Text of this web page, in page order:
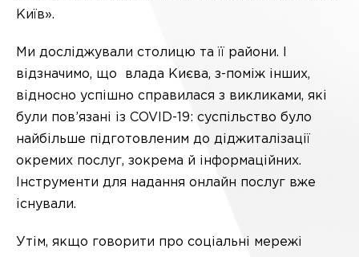
Київ».
Ми досліджували столицю та її райони. І
відзначимо, що влада Києва, з-поміж інших,
відносно успішно справилася з викликами, які
були пов’язані із COVID-19: суспільство було
найбільше підготовленим до діджиталізації
окремих послуг, зокрема й інформаційних.
Інструменти для надання онлайн послуг вже
існували.
Утім, якщо говорити про соціальні мережі